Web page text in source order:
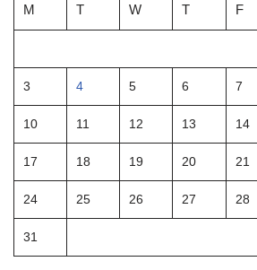
M T W T F
3 4 5 6 7
10 11 12 13 14
17 18 19 20 21
24 25 26 27 28
31